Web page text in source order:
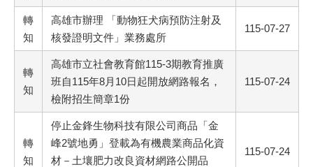
轉
知
高雄市辦理 「動物狂犬病預防注射及
核發證明文件」業務處所
115-07-27
轉
知
高雄市立社會教育館115-3期教育推廣
班自115年8月10日起開放網路報名，
檢附招生簡章1份
115-07-24
轉
知
停止金鋒生物科技有限公司商品「金
峰2號地勇」登載為有機農業商品化資
材－土壤肥力改良資材網路公開品
115-07-24